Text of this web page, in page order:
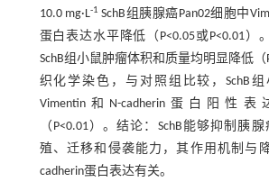
10.0 mg·L-1 SchB组胰腺癌Pan02细胞中
蛋白表达水平降低（P<0.05或P<0.01）
SchB组小鼠肿瘤体积和质量均明显降低（
织化学染色，与对照组比较，SchB
Vimentin和N-cadherin蛋白阳性
（P<0.01）。结论：SchB能够抑制胰
殖、迁移和侵袭能力，其作用机制与
cadherin蛋白表达有关。